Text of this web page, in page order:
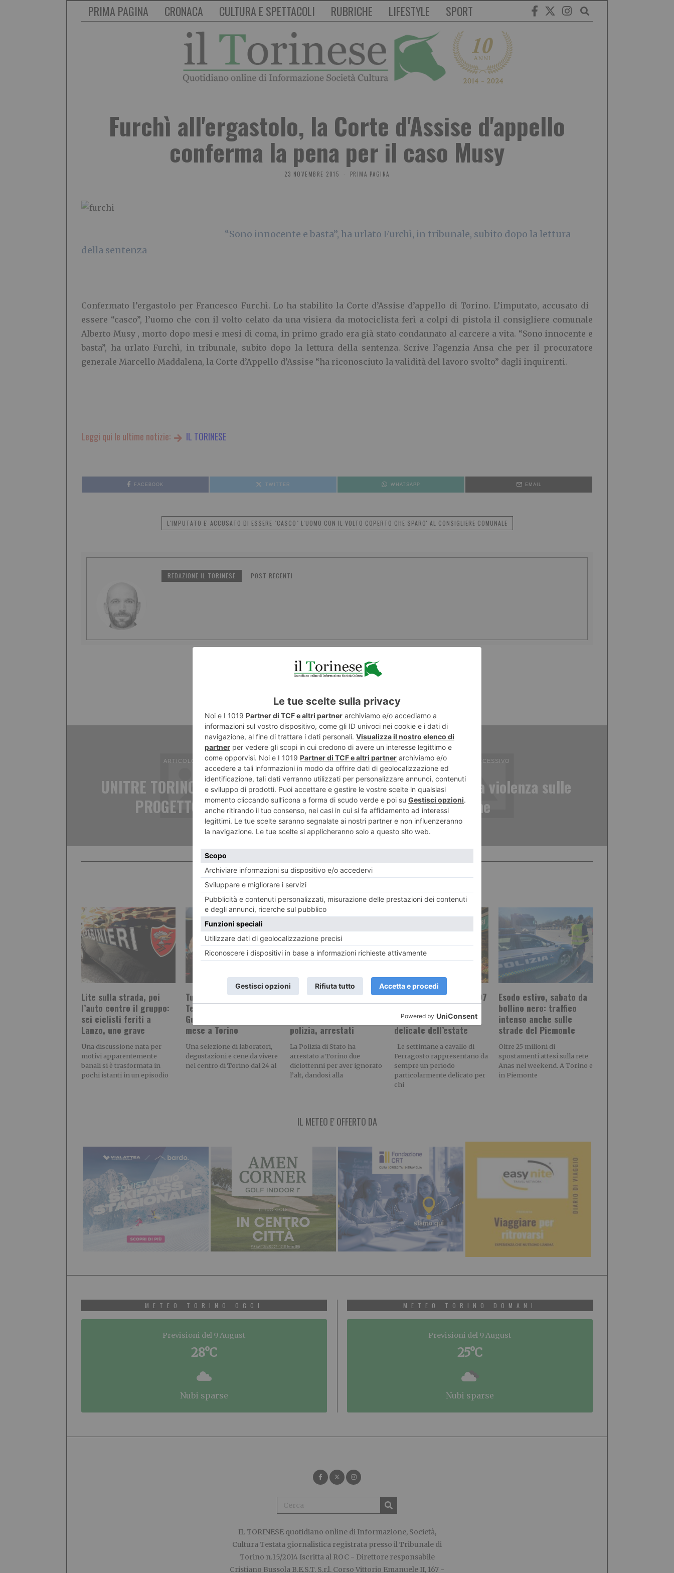
PRIMA PAGINA CRONACA CULTURA E SPETTACOLI RUBRICHE LIFESTYLE SPORT
Furchì all'ergastolo, la Corte d'Assise d'appello
conferma la pena per il caso Musy
23 NOVEMBRE 2015 PRIMA PAGINA
“Sono innocente e basta”, ha urlato Furchì, in tribunale, subito dopo la lettura
della sentenza
Confermato l’ergastolo per Francesco Furchì. Lo ha stabilito la Corte d’Assise d’appello di Torino. L’imputato, accusato di
essere “casco”, l’uomo che con il volto celato da una visiera da motociclista ferì a colpi di pistola il consigliere comunale
Alberto Musy , morto dopo mesi e mesi di coma, in primo grado era già stato condannato al carcere a vita. “Sono innocente e
basta”, ha urlato Furchì, in tribunale, subito dopo la lettura della sentenza. Scrive l’agenzia Ansa che per il procuratore
generale Marcello Maddalena, la Corte d’Appello d’Assise “ha riconosciuto la validità del lavoro svolto” dagli inquirenti.
Leggi qui le ultime notizie: IL TORINESE
FACEBOOK TWITTER WHATSAPP EMAIL
L'IMPUTATO E' ACCUSATO DI ESSERE "CASCO" L'UOMO CON IL VOLTO COPERTO CHE SPARO' AL CONSIGLIERE COMUNALE
REDAZIONE IL TORINESE POST RECENTI
ARTICOLO PRECEDENTE
UNITRE TORINO METROPOLIS, UN
PROGETTO PER TUTTI
ARTICOLO SUCCESSIVO
Giornata contro la violenza sulle
donne
RECENTI:
Lite sulla strada, poi
l’auto contro il gruppo:
sei ciclisti feriti a
Lanzo, uno grave
Una discussione nata per
motivi apparentemente
banali si è trasformata in
pochi istanti in un episodio
Tutti i gusti del mondo a
Terra Madre Salone del
Gusto Tra poco più di un
mese a Torino
Una selezione di laboratori,
degustazioni e cene da vivere
nel centro di Torino dal 24 al
Fuga pericolosa:
scappano in motorino
polizia, arrestati
La Polizia di Stato ha
arrestato a Torino due
diciottenni per aver ignorato
l’alt, dandosi alla
Ferragosto a Torino: 107
negozi e locali aperti
nelle settimane più
delicate dell’estate
Le settimane a cavallo di
Ferragosto rappresentano da
sempre un periodo
particolarmente delicato per
chi
Esodo estivo, sabato da
bollino nero: traffico
intenso anche sulle
strade del Piemonte
Oltre 25 milioni di
spostamenti attesi sulla rete
Anas nel weekend. A Torino e
in Piemonte
IL METEO E' OFFERTO DA
METEO TORINO OGGI
Previsioni del 9 August
28°C
nubi sparse
METEO TORINO DOMANI
Previsioni del 9 August
25°C
nubi sparse
IL TORINESEquotidiano online di Informazione, Società,
Cultura Testata giornalistica registrata presso il Tribunale di
Torino n.15/2014 Iscritta al ROC - Direttore responsabile
Cristiano Bussola B.E.S.T. S.r.l. Corso Vittorio Emanuele II, 167 -